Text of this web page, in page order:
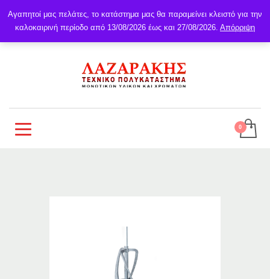
Αγαπητοί μας πελάτες, το κατάστημα μας θα παραμείνει κλειστό για την
καλοκαιρινή περίοδο από 13/08/2026 έως και 27/08/2026. Απόρριψη